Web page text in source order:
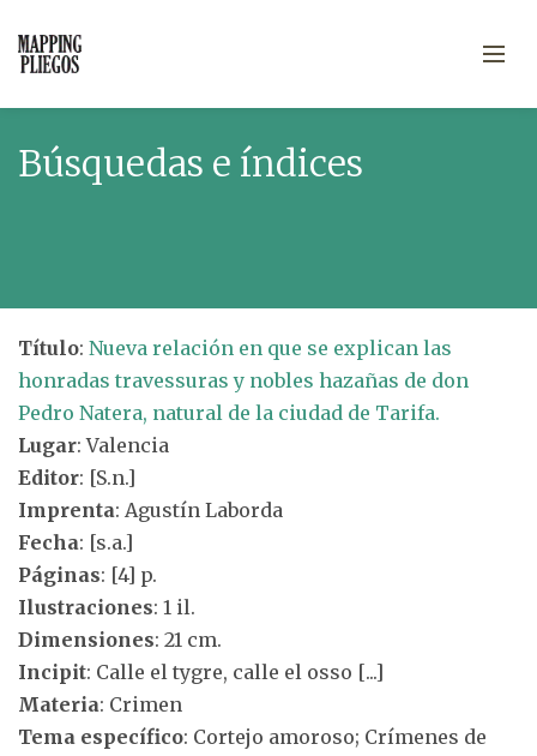
Búsquedas e índices
Título: Nueva relación en que se explican las
honradas travessuras y nobles hazañas de don
Pedro Natera, natural de la ciudad de Tarifa.
Lugar: Valencia
Editor: [S.n.]
Imprenta: Agustín Laborda
Fecha: [s.a.]
Páginas: [4] p.
Ilustraciones: 1 il.
Dimensiones: 21 cm.
Incipit: Calle el tygre, calle el osso [...]
Materia: Crimen
Tema específico: Cortejo amoroso; Crímenes de